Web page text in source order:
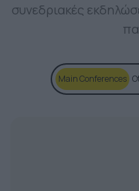
συνεδριακές
Main Conferences